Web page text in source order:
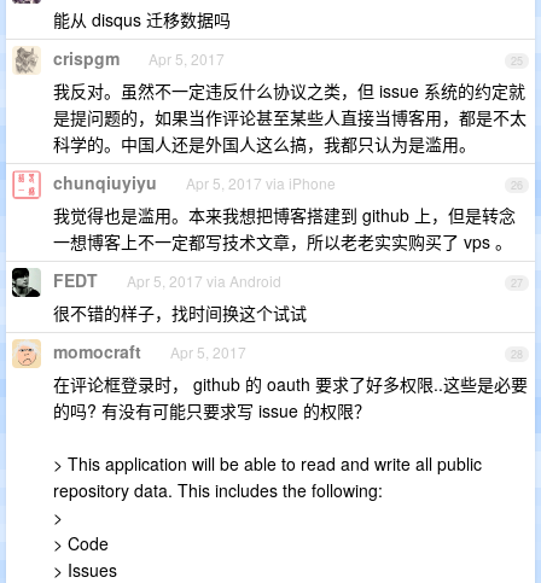
能从 disqus 迁移数据吗
25
crispgm Apr 5, 2017
我反对。虽然不一定违反什么协议之类，但 issue 系统的约定就
是提问题的，如果当作评论甚至某些人直接当博客用，都是不太
科学的。中国人还是外国人这么搞，我都只认为是滥用。
26
chunqiuyiyu Apr 5, 2017 via iPhone
我觉得也是滥用。本来我想把博客搭建到 github 上，但是转念
一想博客上不一定都写技术文章，所以老老实实购买了 vps 。
27
FEDT Apr 5, 2017 via Android
很不错的样子，找时间换这个试试
28
momocraft Apr 5, 2017
在评论框登录时， github 的 oauth 要求了好多权限..这些是必要
的吗? 有没有可能只要求写 issue 的权限？
> This application will be able to read and write all public
repository data. This includes the following:
>
> Code
> Issues